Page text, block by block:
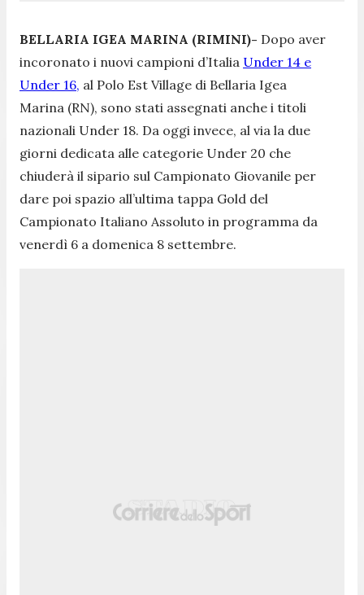
BELLARIA IGEA MARINA (RIMINI)- Dopo aver
incoronato i nuovi campioni d’Italia Under 14 e
Under 16, al Polo Est Village di Bellaria Igea
Marina (RN), sono stati assegnati anche i titoli
nazionali Under 18. Da oggi invece, al via la due
giorni dedicata alle categorie Under 20 che
chiuderà il sipario sul Campionato Giovanile per
dare poi spazio all’ultima tappa Gold del
Campionato Italiano Assoluto in programma da
venerdì 6 a domenica 8 settembre.